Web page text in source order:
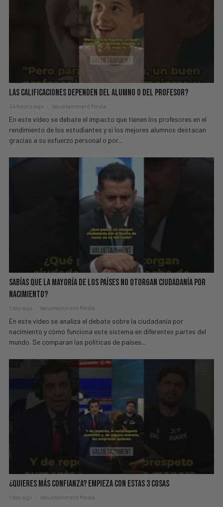
Las Calificaciones Dependen del Alumno o del Profesor?
24 hours ago Valuetainment Media
En este video se debate el impacto que tienen los profesores en el
rendimiento de los estudiantes y si los mejores alumnos destacan
gracias a su esfuerzo personal o por...
Sabías Que La Mayoría de los Países NO Otorgan Ciudadanía por
Nacimiento?
1 day ago Valuetainment Media
En este video se analiza el debate sobre la ciudadanía por
nacimiento y cómo funciona este sistema en diferentes partes del
mundo. Se comparan las políticas de países...
¿Quieres Más Confianza? Empieza Con Estas 3 Cosas
1 day ago Valuetainment Media